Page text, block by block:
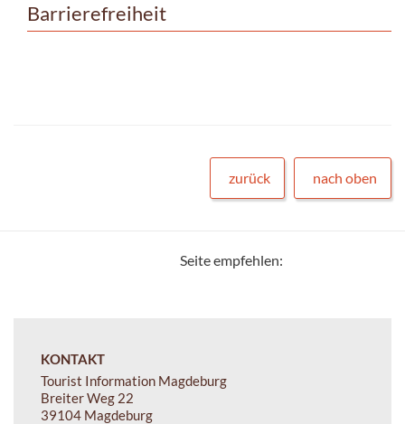
Barrierefreiheit
zurück nach oben
Seite empfehlen:
KONTAKT
Tourist Information Magdeburg
Breiter Weg 22
39104 Magdeburg